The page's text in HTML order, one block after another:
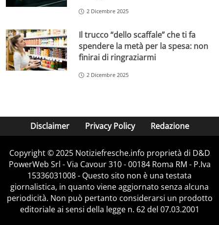
2 Dicembre 2025
Il trucco “dello scaffale” che ti fa
spendere la metà per la spesa: non
finirai di ringraziarmi
2 Dicembre 2025
Disclaimer Privacy Policy Redazione
Copyright © 2025 Notiziefresche.info proprietà di D&D
PowerWeb Srl - Via Cavour 310 - 00184 Roma RM - P.Iva
15336031008 - Questo sito non è una testata
giornalistica, in quanto viene aggiornato senza alcuna
periodicità. Non può pertanto considerarsi un prodotto
editoriale ai sensi della legge n. 62 del 07.03.2001